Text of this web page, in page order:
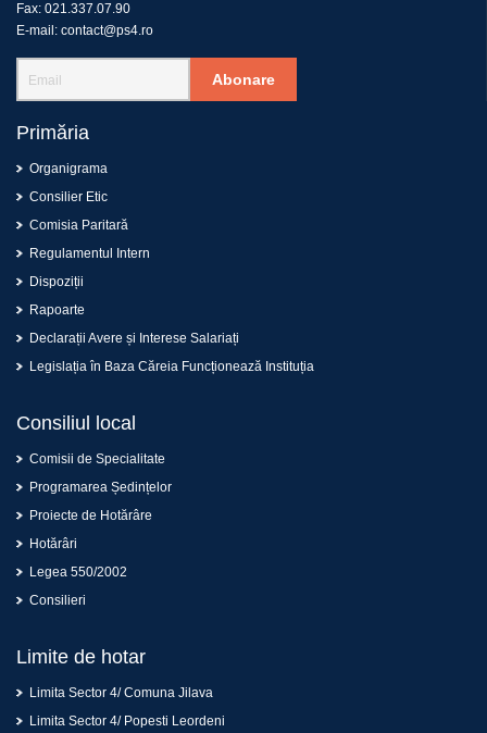
Fax: 021.337.07.90
E-mail: contact@ps4.ro
Abonare
Primăria
Organigrama
Consilier Etic
Comisia Paritară
Regulamentul Intern
Dispoziții
Rapoarte
Declarații Avere și Interese Salariați
Legislația în Baza Căreia Funcționează Instituția
Consiliul local
Comisii de Specialitate
Programarea Ședințelor
Proiecte de Hotărâre
Hotărâri
Legea 550/2002
Consilieri
Limite de hotar
Limita Sector 4/ Comuna Jilava
Limita Sector 4/ Popesti Leordeni